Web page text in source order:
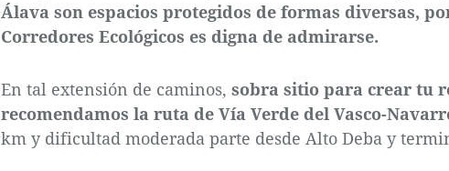
Álava son espacios protegidos de formas diversas,
Corredores Ecológicos es digna de admirarse.
En tal extensión de caminos,sobra sitio para crear tu
recomendamos la ruta de Vía Verde del Vasco-
km y dificultad moderada parte desde Alto Deba y